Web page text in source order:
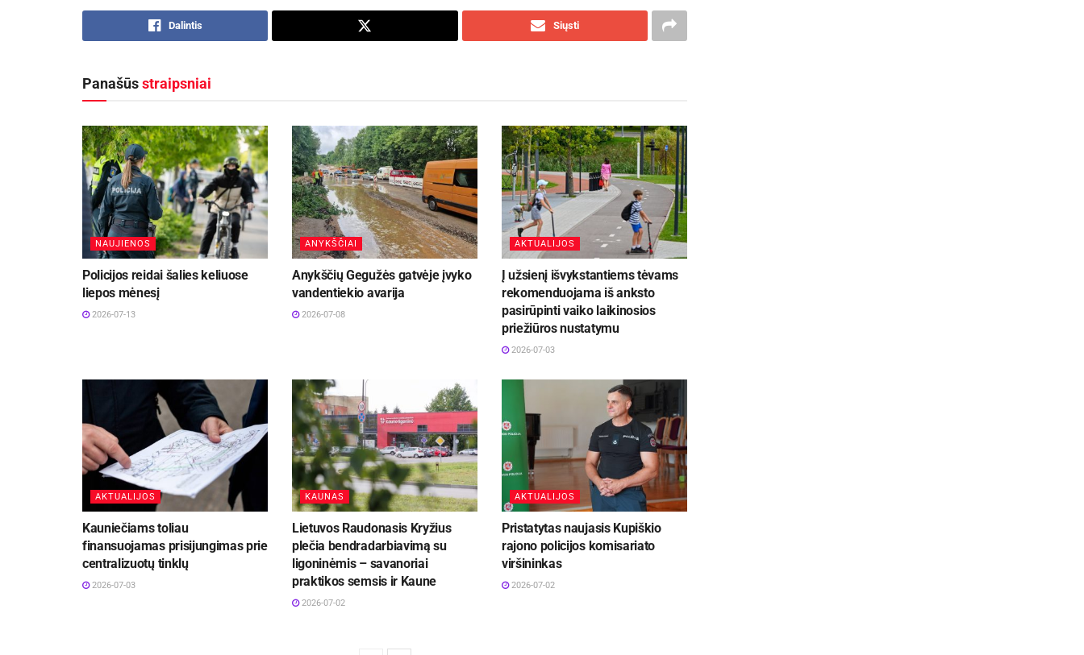
Dalintis Siųsti
Panašūsstraipsniai
NAUJIENOS
Policijos reidai šalies keliuose
liepos mėnesį
2026-07-13
ANYKŠČIAI
Anykščių Gegužės gatvėje įvyko
vandentiekio avarija
2026-07-08
AKTUALIJOS
Į užsienį išvykstantiems tėvams
rekomenduojama iš anksto
pasirūpinti vaiko laikinosios
priežiūros nustatymu
2026-07-03
AKTUALIJOS
Kauniečiams toliau
finansuojamas prisijungimas prie
centralizuotų tinklų
2026-07-03
KAUNAS
Lietuvos Raudonasis Kryžius
plečia bendradarbiavimą su
ligoninėmis – savanoriai
praktikos semsis ir Kaune
2026-07-02
AKTUALIJOS
Pristatytas naujasis Kupiškio
rajono policijos komisariato
viršininkas
2026-07-02